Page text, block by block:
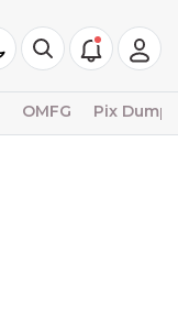
OMFG Pix Dump